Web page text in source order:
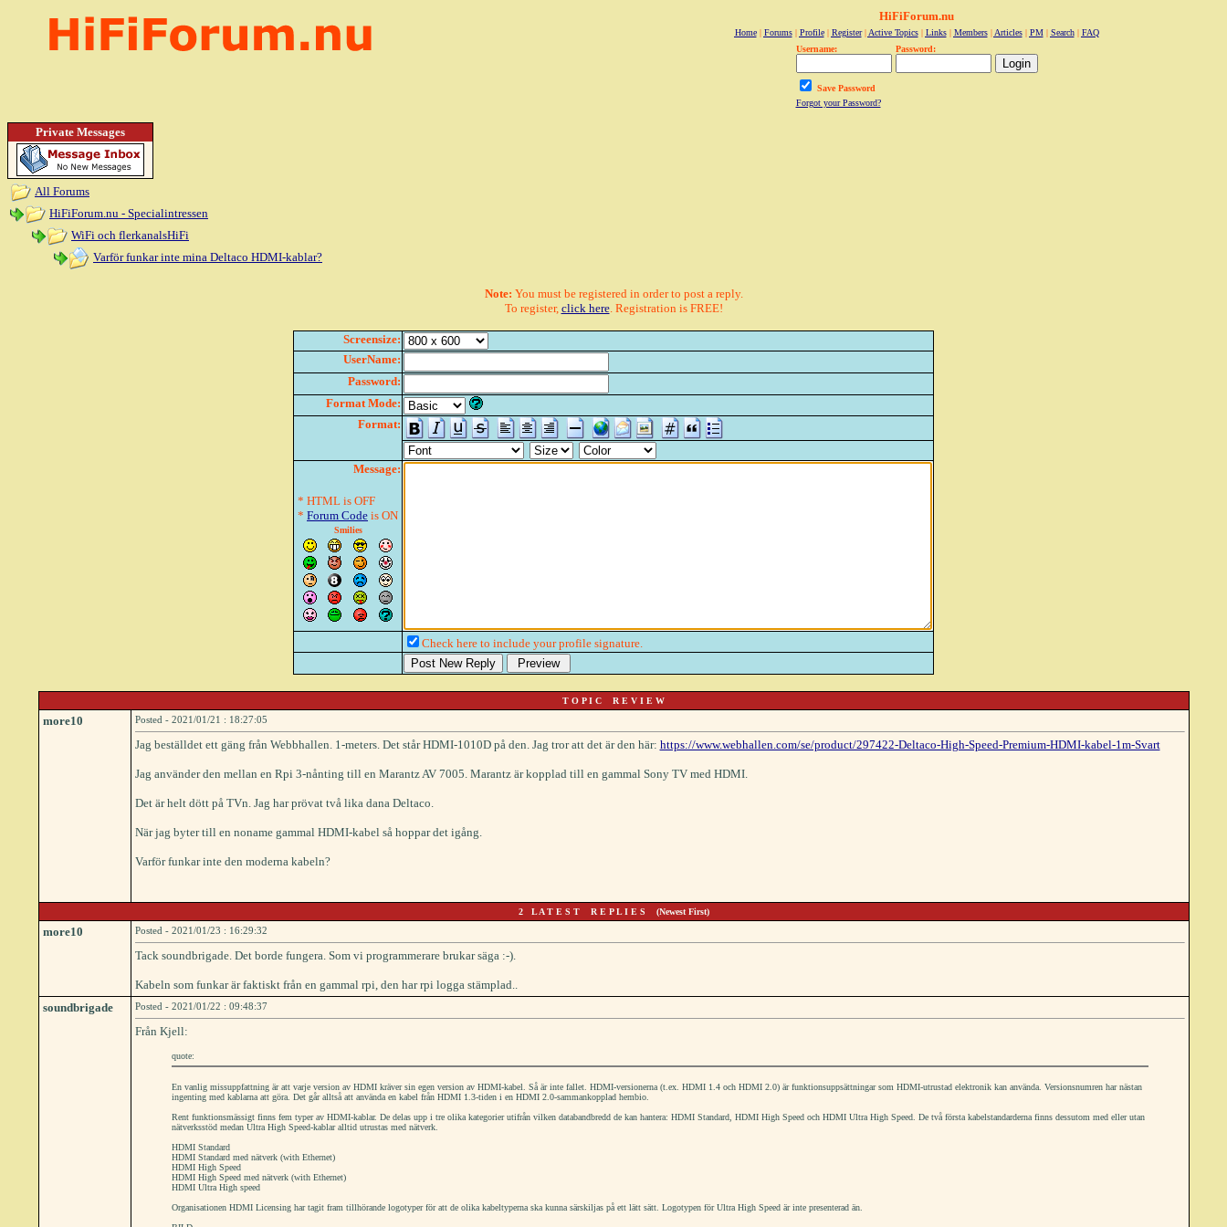
HiFiForum.nu
Home| Forums| Profile| Register| Active Topics| Links| Members| Articles| PM| Search| FAQ
Username:
Password:
Save Password
Forgot your Password?
Private Messages
All Forums
HiFiForum.nu - Specialintressen
WiFi och flerkanalsHiFi
Varför funkar inte mina Deltaco HDMI-kablar?
Note: You must be registered in order to post a reply.
To register, click here. Registration is FREE!
Screensize:
UserName:
Password:
Format Mode:
Format:
Message:
* HTML is OFF
* Forum Code is ON
Smilies
Check here to include your profile signature.
T O P I C R E V I E W
more10 Posted - 2021/01/21 : 18:27:05
Jag beställdet ett gäng från Webbhallen. 1-meters. Det står HDMI-1010D på den. Jag tror att det är den här: https://www.webhallen.com/se/product/297422-Deltaco-High-Speed-Premium-HDMI-kabel-1m-Svart
Jag använder den mellan en Rpi 3-nånting till en Marantz AV 7005. Marantz är kopplad till en gammal Sony TV med HDMI.
Det är helt dött på TVn. Jag har prövat två lika dana Deltaco.
När jag byter till en noname gammal HDMI-kabel så hoppar det igång.
Varför funkar inte den moderna kabeln?
2 L A T E S T R E P L I E S (Newest First)
more10 Posted - 2021/01/23 : 16:29:32
Tack soundbrigade. Det borde fungera. Som vi programmerare brukar säga :-).
Kabeln som funkar är faktiskt från en gammal rpi, den har rpi logga stämplad..
soundbrigade
Posted - 2021/01/22 : 09:48:37
Från Kjell:
quote:
En vanlig missuppfattning är att varje version av HDMI kräver sin egen version av HDMI-kabel. Så är inte fallet. HDMI-versionerna (t.ex. HDMI 1.4 och HDMI 2.0) är funktionsuppsättningar som HDMI-utrustad elektronik kan använda. Versionsnumren har nästan
ingenting med kablarna att göra. Det går alltså att använda en kabel från HDMI 1.3-tiden i en HDMI 2.0-sammankopplad hembio.
Rent funktionsmässigt finns fem typer av HDMI-kablar. De delas upp i tre olika kategorier utifrån vilken databandbredd de kan hantera: HDMI Standard, HDMI High Speed och HDMI Ultra High Speed. De två första kabelstandarderna finns dessutom med eller utan
nätverksstöd medan Ultra High Speed-kablar alltid utrustas med nätverk.
HDMI Standard
HDMI Standard med nätverk (with Ethernet)
HDMI High Speed
HDMI High Speed med nätverk (with Ethernet)
HDMI Ultra High speed
Organisationen HDMI Licensing har tagit fram tillhörande logotyper för att de olika kabeltyperna ska kunna särskiljas på ett lätt sätt. Logotypen för Ultra High Speed är inte presenterad än.